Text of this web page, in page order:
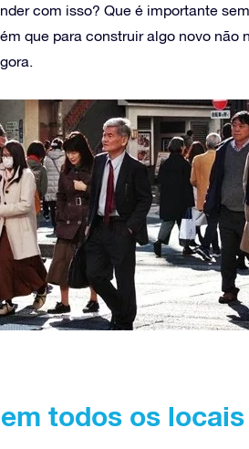
com isso? Que é importante
que para construir algo novo
todos os locais